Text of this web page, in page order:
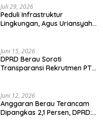
Juli 29, 2026
Peduli Infrastruktur
Lingkungan, Agus Uriansyah
Juni 15, 2026
DPRD Berau Soroti
Transparansi Rekrutmen PT
Juni 12, 2026
Anggaran Berau Terancam
Dipangkas 2,1 Persen, DPRD: